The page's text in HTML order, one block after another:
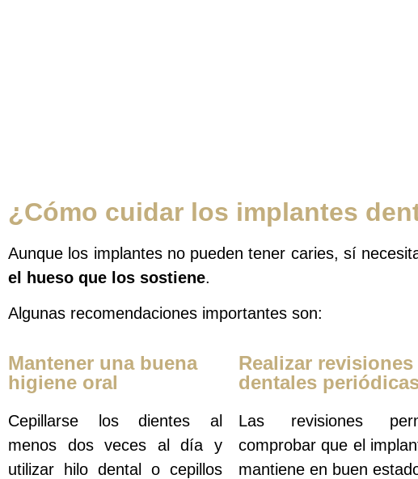
¿Cómo cuidar los implantes
Aunque los implantes no pueden tener caries, sí
el hueso que los sostiene.
Algunas recomendaciones importantes son:
Mantener una buena
higiene oral
Cepillarse los dientes al
menos dos veces al día y
utilizar hilo dental o cepillos
Realizar revisiones
dentales
Las revisiones
comprobar que el
mantiene en buen